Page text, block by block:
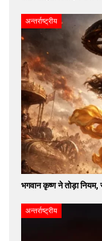
अन्तर्राष्ट्रीय
भगवान कृष्ण ने तोड़ा नियम,
अन्तर्राष्ट्रीय